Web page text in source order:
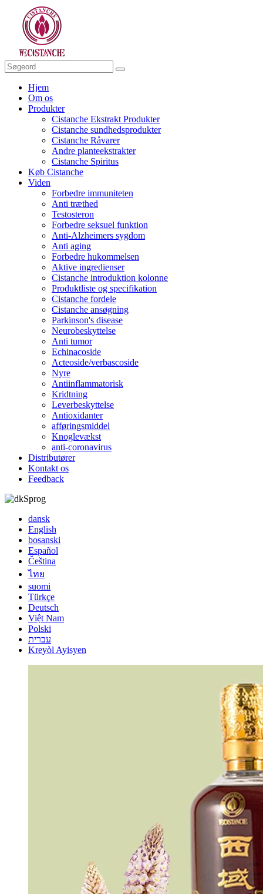
Hjem
Om os
Produkter
Cistanche Ekstrakt Produkter
Cistanche sundhedsprodukter
Cistanche Råvarer
Andre planteekstrakter
Cistanche Spiritus
Køb Cistanche
Viden
Forbedre immuniteten
Anti træthed
Testosteron
Forbedre seksuel funktion
Anti-Alzheimers sygdom
Anti aging
Forbedre hukommelsen
Aktive ingredienser
Cistanche introduktion kolonne
Produktliste og specifikation
Cistanche fordele
Cistanche ansøgning
Parkinson's disease
Neurobeskyttelse
Anti tumor
Echinacoside
Acteoside/verbascoside
Nyre
Antiinflammatorisk
Kridtning
Leverbeskyttelse
Antioxidanter
afføringsmiddel
Knoglevækst
anti-coronavirus
Distributører
Kontakt os
Feedback
Sprog
dansk
English
bosanski
Español
Čeština
ไทย
suomi
Türkçe
Deutsch
Việt Nam
Polski
עברית
Kreyòl Ayisyen